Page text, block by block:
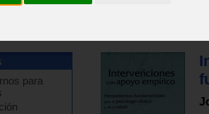
para